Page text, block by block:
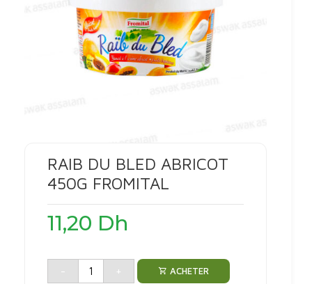
RAIB DU BLED ABRICOT
450G FROMITAL
11,20 Dh
- + ACHETER